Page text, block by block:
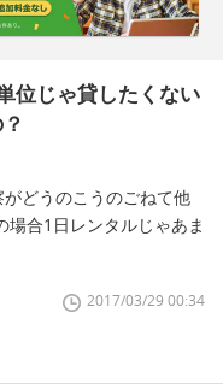
位じゃ貸したくない
どうのこうのごねて他
合1日レンタルじゃあま
2017/03/29 00:34